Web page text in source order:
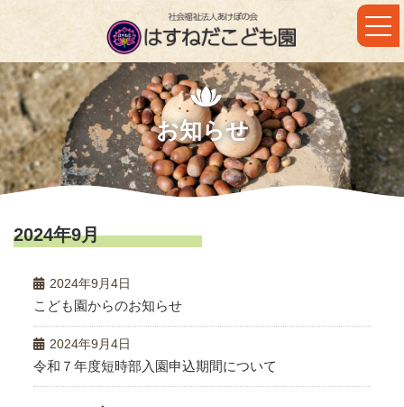
ツ
へ
ス
キ
ッ
プ
シ
ョ
ン
に
移
動
お知らせ
2024年9月
2024年9月4日
こども園からのお知らせ
2024年9月4日
令和７年度短時部入園申込期間について